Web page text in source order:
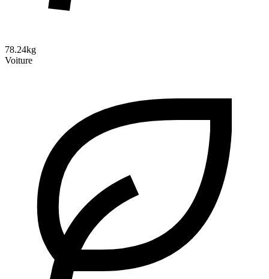
78.24kg
Voiture